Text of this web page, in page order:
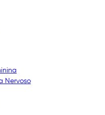
Nervoso